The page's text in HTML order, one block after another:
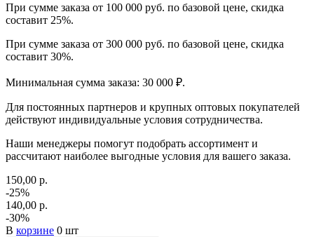
При сумме заказа от 100 000 руб. по базовой цене, скидка
составит 25%.
При сумме заказа от 300 000 руб. по базовой цене, скидка
составит 30%.
Минимальная сумма заказа: 30 000 ₽.
Для постоянных партнеров и крупных оптовых покупателей
действуют индивидуальные условия сотрудничества.
Наши менеджеры помогут подобрать ассортимент и
рассчитают наиболее выгодные условия для вашего заказа.
150,00 р.
-25%
140,00 р.
-30%
В корзине 0 шт